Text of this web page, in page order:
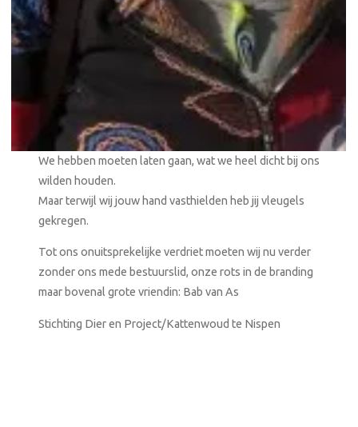
We hebben moeten laten gaan, wat we heel dicht bij ons
wilden houden.
Maar terwijl wij jouw hand vasthielden heb jij vleugels
gekregen.
Tot ons onuitsprekelijke verdriet moeten wij nu verder
zonder ons mede bestuurslid, onze rots in de branding
maar bovenal grote vriendin: Bab van As
Stichting Dier en Project/Kattenwoud te Nispen